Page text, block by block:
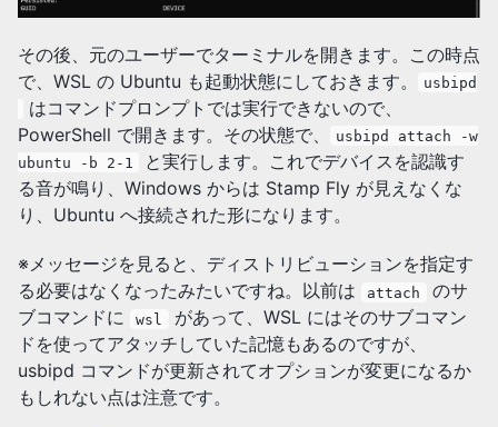
その後、元のユーザーでターミナルを開きます。この時点
で、WSL の Ubuntu も起動状態にしておきます。
usbipd
はコマンドプロンプトでは実行できないので、
PowerShell で開きます。その状態で、
usbipd attach -w
ubuntu -b 2-1
と実行します。これでデバイスを認識す
る音が鳴り、Windows からは Stamp Fly が見えなくな
り、Ubuntu へ接続された形になります。
※メッセージを見ると、ディストリビューションを指定す
る必要はなくなったみたいですね。以前は
attach
のサ
ブコマンドに
wsl
があって、WSL にはそのサブコマン
ドを使ってアタッチしていた記憶もあるのですが、
usbipd コマンドが更新されてオプションが変更になるか
もしれない点は注意です。